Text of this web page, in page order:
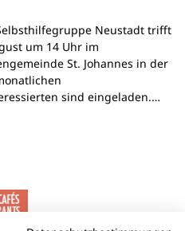
Neustadt trifft
um 14 Uhr im
St. Johannes in der
sind eingeladen.…